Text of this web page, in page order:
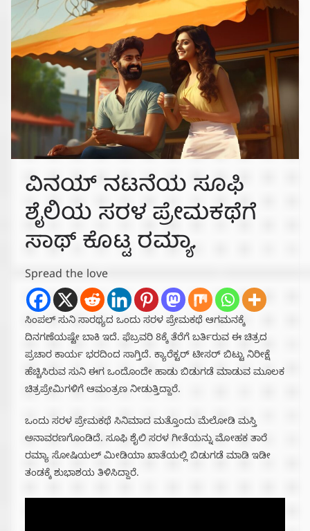
ವಿನಯ್ ನಟನೆಯ ಸೂಫಿ
ಶೈಲಿಯ ಸರಳ ಪ್ರೇಮಕಥೆಗೆ
ಸಾಥ್ ಕೊಟ್ಟ ರಮ್ಯಾ.
Spread the love
ಸಿಂಪಲ್ ಸುನಿ ಸಾರಥ್ಯದ ಒಂದು ಸರಳ ಪ್ರೇಮಕಥೆ ಆಗಮನಕ್ಕೆ
ದಿನಗಣೆಯಷ್ಟೇ ಬಾಕಿ ಇದೆ. ಫೆಬ್ರವರಿ 8ಕ್ಕೆ ತೆರೆಗೆ ಬರ್ತಿರುವ ಈ ಚಿತ್ರದ
ಪ್ರಚಾರ ಕಾರ್ಯ ಭರದಿಂದ ಸಾಗ್ತಿದೆ. ಕ್ಯಾರೆಕ್ಟರ್ ಟೀಸರ್ ಬಿಟ್ಟು ನಿರೀಕ್ಷೆ
ಹೆಚ್ಚಿಸಿರುವ ಸುನಿ ಈಗ ಒಂದೊಂದೇ ಹಾಡು ಬಿಡುಗಡೆ ಮಾಡುವ ಮೂಲಕ
ಚಿತ್ರಪ್ರೇಮಿಗಳಿಗೆ ಆಮಂತ್ರಣ ನೀಡುತ್ತಿದ್ದಾರೆ.
ಒಂದು ಸರಳ ಪ್ರೇಮಕಥೆ ಸಿನಿಮಾದ ಮತ್ತೊಂದು ಮೆಲೋಡಿ ಮಸ್ತಿ
ಅನಾವರಣಗೊಂಡಿದೆ. ಸೂಫಿ ಶೈಲಿ ಸರಳ ಗೀತೆಯನ್ನು ಮೋಹಕ ತಾರೆ
ರಮ್ಯಾ ಸೋಷಿಯಲ್ ಮೀಡಿಯಾ ಖಾತೆಯಲ್ಲಿ ಬಿಡುಗಡೆ ಮಾಡಿ ಇಡೀ
ತಂಡಕ್ಕೆ ಶುಭಾಶಯ ತಿಳಿಸಿದ್ದಾರೆ.